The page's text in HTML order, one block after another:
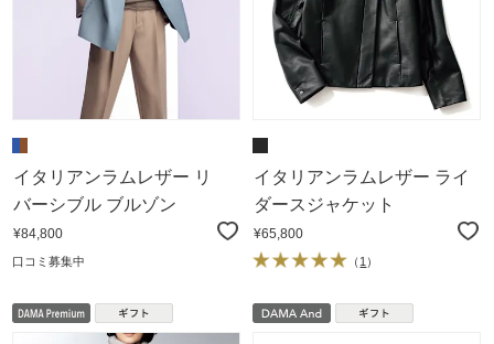
イタリアンラムレザー リ
バーシブル ブルゾン
¥84,800
口コミ募集中
イタリアンラムレザー ライ
ダースジャケット
¥65,800
（ 1 ）